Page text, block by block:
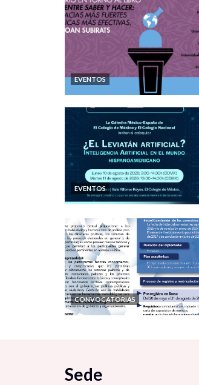
EVENTOS
EVENTOS
CONVOCATORIAS
Sede